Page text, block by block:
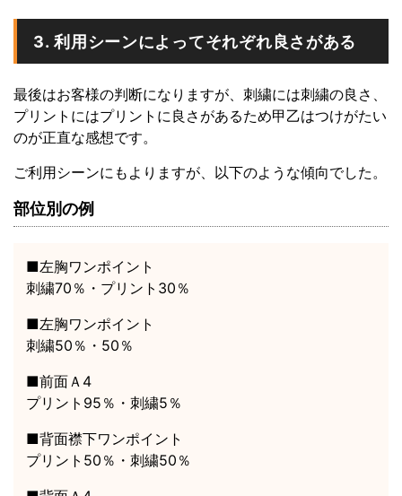
3. 利用シーンによってそれぞれ良さがある
最後はお客様の判断になりますが、刺繍には刺繍の良さ、
プリントにはプリントに良さがあるため甲乙はつけがたい
のが正直な感想です。
ご利用シーンにもよりますが、以下のような傾向でした。
部位別の例
■左胸ワンポイント
刺繍70％・プリント30％
■左胸ワンポイント
刺繍50％・50％
■前面Ａ4
プリント95％・刺繍5％
■背面襟下ワンポイント
プリント50％・刺繍50％